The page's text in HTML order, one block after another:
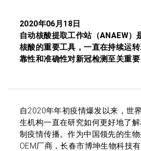
2020年06月18日
自动核酸提取工作站（ANAEW）
核酸的重要工具，一直在持续运
靠性和准确性对新冠检测至关重要
自2020年年初疫情爆发以来，世
生机构一直在研究如何更好地了
制疫情传播。作为中国领先的生
OEM厂商，长春市博坤生物科技